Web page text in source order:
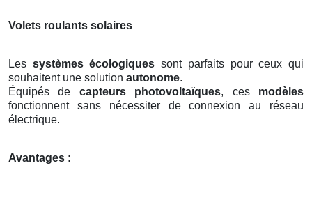
Volets roulants solaires
Les systèmes écologiques sont parfaits pour ceux qui
souhaitent une solution autonome.
Équipés de capteurs photovoltaïques, ces modèles
fonctionnent sans nécessiter de connexion au réseau
électrique.
Avantages :